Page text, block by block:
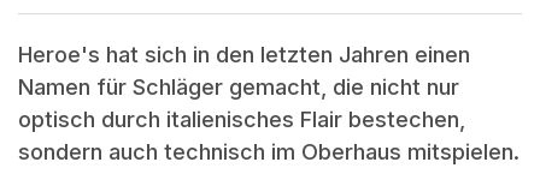
Heroe's hat sich in den letzten Jahren einen
Namen für Schläger gemacht, die nicht nur
optisch durch italienisches Flair bestechen,
sondern auch technisch im Oberhaus mitspielen.